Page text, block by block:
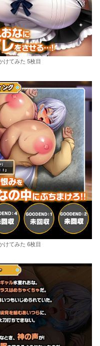
けてみた 5枚目
けてみた 6枚目